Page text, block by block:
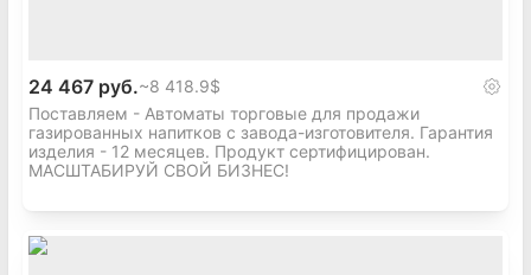
24 467 руб.~8 418.9$
Поставляем - Автоматы торговые для продажи
газированных напитков с завода-изготовителя. Гарантия
изделия - 12 месяцев. Продукт сертифицирован.
МАСШТАБИРУЙ СВОЙ БИЗНЕС!